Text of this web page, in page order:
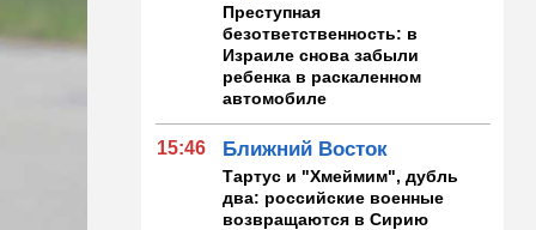
Преступная
безответственность: в
Израиле снова забыли
ребенка в раскаленном
автомобиле
15:46 Ближний Восток
Тартус и "Хмеймим", дубль
два: российские военные
возвращаются в Сирию